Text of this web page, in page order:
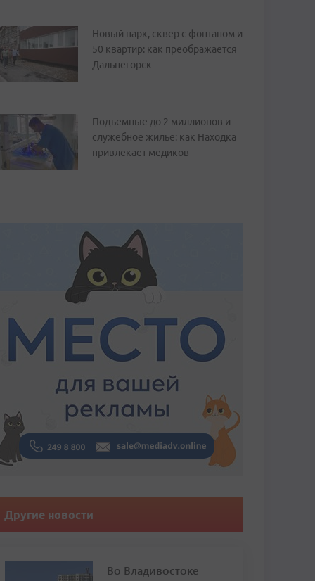
Новый парк, сквер с фонтаном и
50 квартир: как преображается
Дальнегорск
Подъемные до 2 миллионов и
служебное жилье: как Находка
привлекает медиков
Другие новости
Во Владивостоке